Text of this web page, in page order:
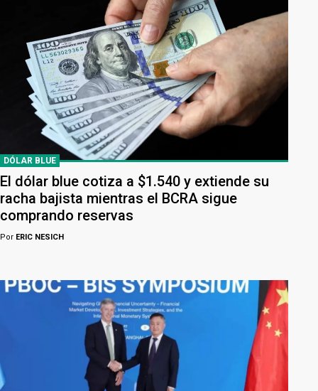
DÓLAR BLUE
El dólar blue cotiza a $1.540 y extiende su
racha bajista mientras el BCRA sigue
comprando reservas
Por ERIC NESICH